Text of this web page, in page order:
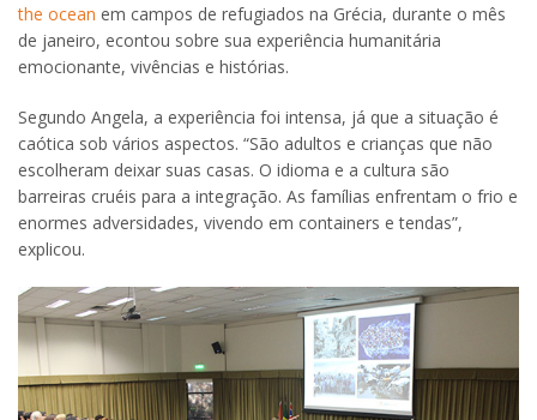
the ocean em campos de refugiados na Grécia, durante o mês
de janeiro, econtou sobre sua experiência humanitária
emocionante, vivências e histórias.
Segundo Angela, a experiência foi intensa, já que a situação é
caótica sob vários aspectos. “São adultos e crianças que não
escolheram deixar suas casas. O idioma e a cultura são
barreiras cruéis para a integração. As famílias enfrentam o frio e
enormes adversidades, vivendo em containers e tendas”,
explicou.